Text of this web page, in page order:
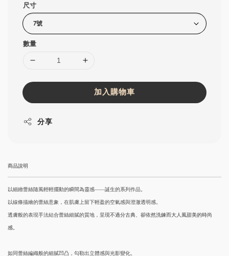
尺寸
數量
加入購物車
分享
商品說明
以細緻蕾絲隨風輕輕擺動的瞬間為靈感——誕生的系列作品。
以線條描繪的蕾絲意象，在肌膚上留下輕盈的空氣感與澄澈透明感。
透膚般的表現手法結合蕾絲細膩的質地， 呈現不過分古典、卻依然洗鍊而大人風甜美的時尚
感。
如同蕾絲編織般的細膩凹凸，勾勒出立體感與光影變化。